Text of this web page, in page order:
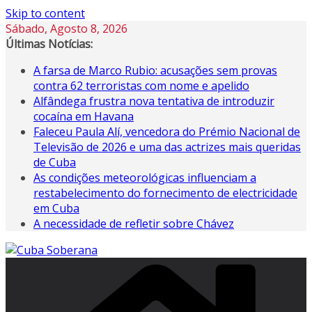
Skip to content
Sábado, Agosto 8, 2026
Últimas Notícias:
A farsa de Marco Rubio: acusações sem provas
contra 62 terroristas com nome e apelido
Alfândega frustra nova tentativa de introduzir
cocaína em Havana
Faleceu Paula Alí, vencedora do Prémio Nacional de
Televisão de 2026 e uma das actrizes mais queridas
de Cuba
As condições meteorológicas influenciam a
restabelecimento do fornecimento de electricidade
em Cuba
A necessidade de refletir sobre Chávez